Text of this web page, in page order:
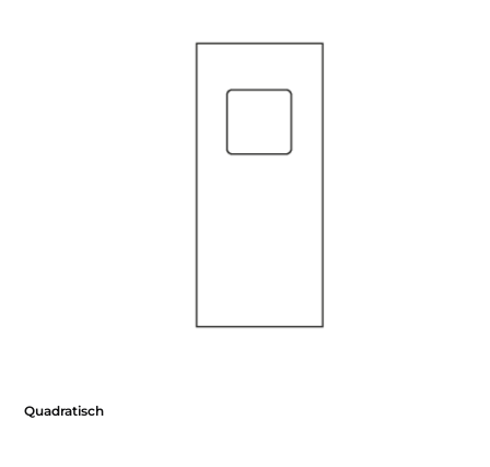
Quadratisch